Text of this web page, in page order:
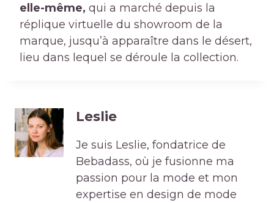
elle-même, qui a marché depuis la
réplique virtuelle du showroom de la
marque, jusqu’à apparaître dans le désert,
lieu dans lequel se déroule la collection.
Leslie
Je suis Leslie, fondatrice de
Bebadass, où je fusionne ma
passion pour la mode et mon
expertise en design de mode